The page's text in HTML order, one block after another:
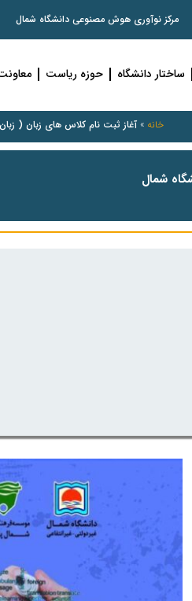
مرکز نوآوری هوش مصنوعی دانشگاه شمال
ساختار دانشگاه حوزه ریاست
خانه »آغاز ثبت نام کلاس های زبان (
شمال